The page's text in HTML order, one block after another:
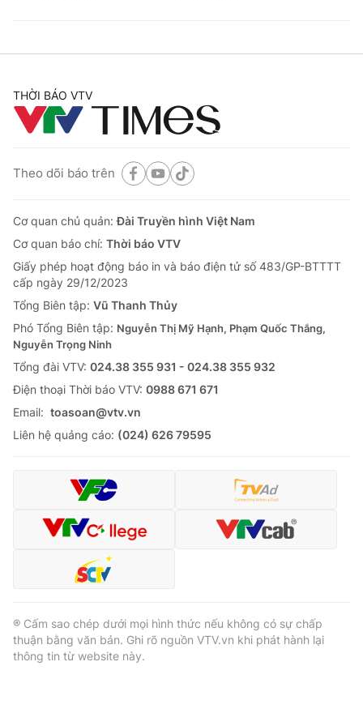
THỜI BÁO VTV
Theo dõi báo trên
Cơ quan chủ quản:Đài Truyền hình Việt Nam
Cơ quan báo chí: Thời báo VTV
Giấy phép hoạt động báo in và báo điện tử số 483/GP-BTTTT
cấp ngày 29/12/2023
Tổng Biên tập: Vũ Thanh Thủy
Phó Tổng Biên tập: Nguyễn Thị Mỹ Hạnh, Phạm Quốc Thắng,
Nguyễn Trọng Ninh
Tổng đài VTV: 024.38 355 931 - 024.38 355 932
Ðiện thoại Thời báo VTV: 0988 671 671
Email: toasoan@vtv.vn
Liên hệ quảng cáo: (024) 626 79595
® Cấm sao chép dưới mọi hình thức nếu không có sự chấp
thuận bằng văn bản. Ghi rõ nguồn VTV.vn khi phát hành lại
thông tin từ website này.